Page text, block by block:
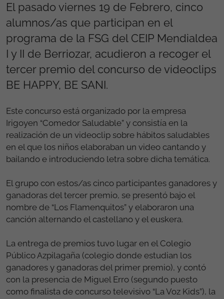
El pasado viernes 19 de Febrero, cinco
alumnos/as que participan en el
programa de la FSG del CEIP Mendialdea
I y II de Berriozar, acudieron a recoger el
tercer premio del concurso de videoclips
BE HAPPY, BE SANI.
Este concurso está organizado por la empresa
Irigoyen “Comedor Saludable” y consistía en la
realización de un videoclip sobre hábitos saludables
en el que los niños elaboraban un video cantando y
bailando e introduciendo letra sobre dicha temática.
El grupo con estos/as cinco participantes ganadores y
ganadoras del tercer premio, se presentó bajo el
nombre de “Los Flamenquitos” y elaboraron una
canción alternando el castellano y el euskera.
La entrega de premios tuvo lugar en el Colegio
Público Azpilagaña (colegio donde estudian los
ganadores y ganadoras del primer premio), y contó
con la presencia de Miguel Erro (segundo puesto
como finalista de concurso televisivo “La Voz Kids”), la